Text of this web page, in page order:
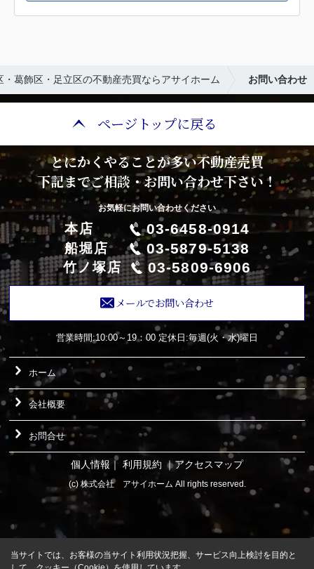
・葛飾区・足立区の不動産売買ならアサイホーム お問い合わせ
ページトップに戻る
とにかくやることが多い不動産売買
下記までご相談・お問い合わせ下さい！
お気軽にお問い合わせください
本店 03-6458-0914
船堀店 03-5879-5138
竹ノ塚店 03-5809-6906
メールでお問い合わせ
営業時間:10:00～19：00 定休日:毎週(火・水)曜日
ホーム
会社概要
お問合せ
個人情報 ｜ 利用規約 ｜アクセスマップ
(c) 株式会社 アサイホーム All rights reserved.
当サイトでは、お客様の当サイト利用状況把握、サービス向上検討を目的と